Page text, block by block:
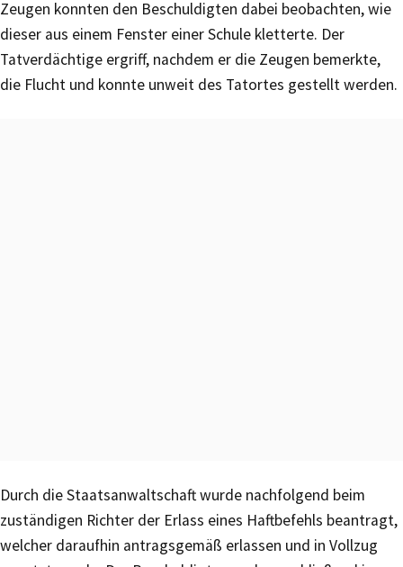
Zeugen konnten den Beschuldigten dabei beobachten, wie
dieser aus einem Fenster einer Schule kletterte. Der
Tatverdächtige ergriff, nachdem er die Zeugen bemerkte,
die Flucht und konnte unweit des Tatortes gestellt werden.
Durch die Staatsanwaltschaft wurde nachfolgend beim
zuständigen Richter der Erlass eines Haftbefehls beantragt,
welcher daraufhin antragsgemäß erlassen und in Vollzug